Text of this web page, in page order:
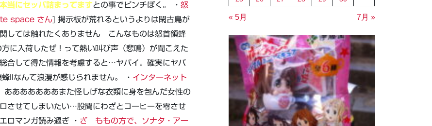
本当にセッパ詰まってますとの事でピンチぽく。 ・ 怒
space さん] 掲示板が荒れるというよりは閑古鳥が
しては触れたくありません こんなものは怒首領蜂
に入荷したぜ！って熱い叫び声（悲鳴）が聞こえた
合して得た情報を考慮すると…ヤバイ。確実にヤバ
IIなんて浪漫が感じられません。 ・ インターネット
あああああああまた怪しげな衣類に身を包んだ女性の
させてしまいたい…股間にわざとコーヒーを零させ
ロマンガ読み過ぎ ・ ざ ももの方で、ソナタ・アー
« 5月 7月 »